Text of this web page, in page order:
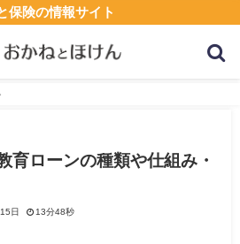
保険の情報サイト
育ローンの種類や仕組み・
日 13分48秒